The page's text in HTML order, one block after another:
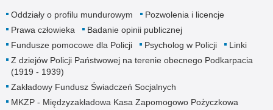
Oddziały o profilu mundurowym
Pozwolenia i licencje
Prawa człowieka
Badanie opinii publicznej
Fundusze pomocowe dla Policji
Psycholog w Policji
Linki
Z dziejów Policji Państwowej na terenie obecnego Podkarpacia
(1919 - 1939)
Zakładowy Fundusz Świadczeń Socjalnych
MKZP - Międzyzakładowa Kasa Zapomogowo Pożyczkowa